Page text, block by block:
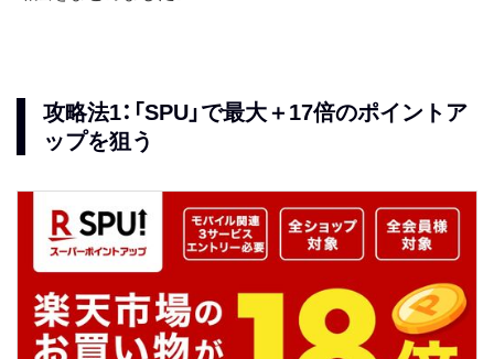
攻略法1：「SPU」で最大＋17倍のポイントア
ップを狙う